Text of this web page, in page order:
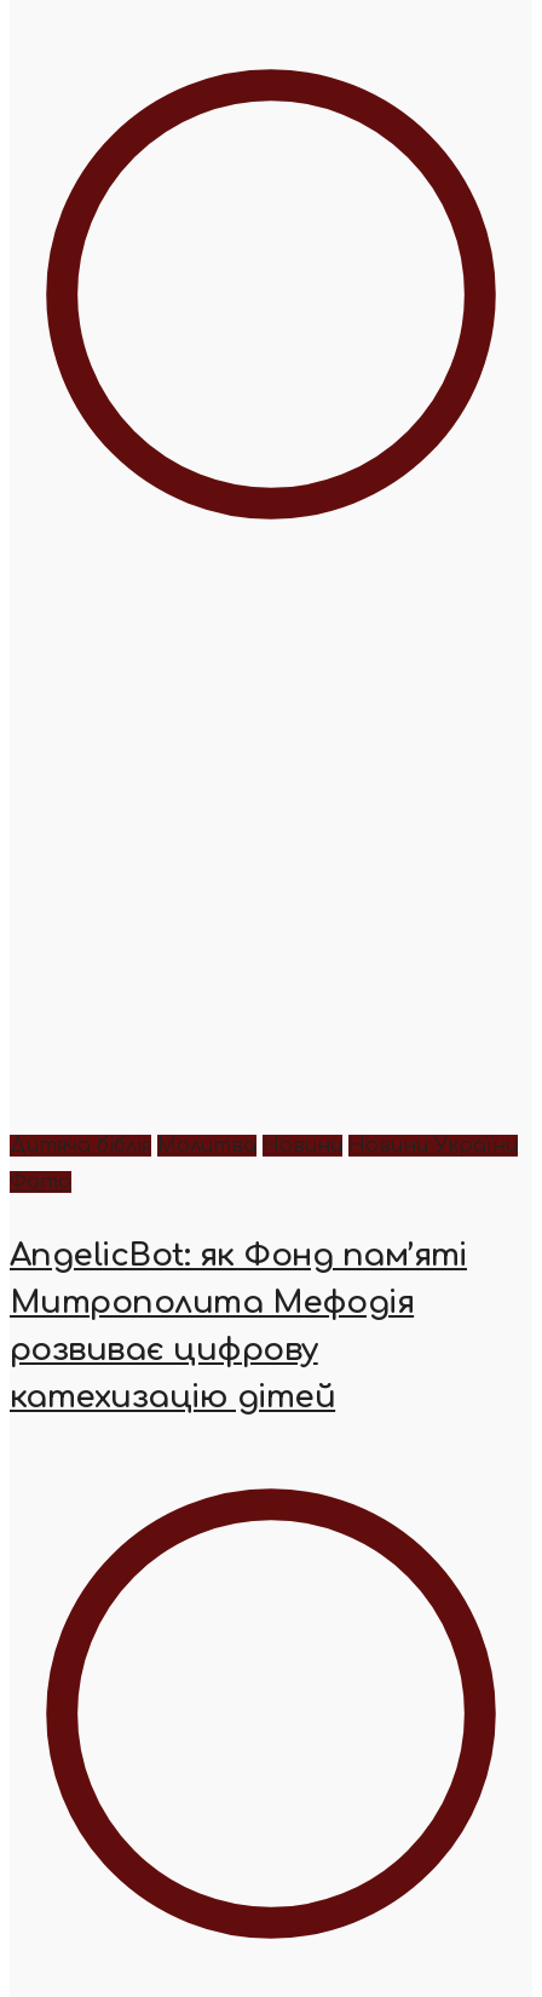
Дитяча біблія Молитва Новини Новини України
Фото
AngelicBot: як Фонд пам’яті
Митрополита Мефодія
розвиває цифрову
катехизацію дітей